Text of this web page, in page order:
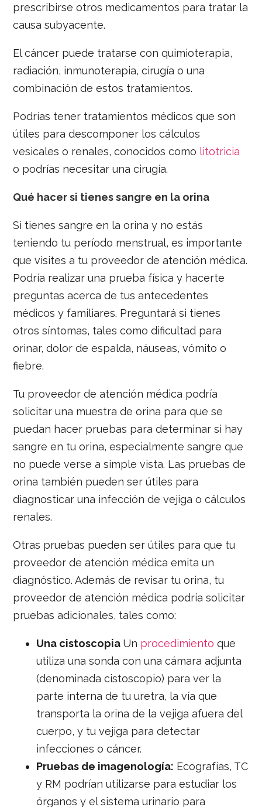
prescribirse otros medicamentos para tratar la
causa subyacente.
El cáncer puede tratarse con quimioterapia,
radiación, inmunoterapia, cirugía o una
combinación de estos tratamientos.
Podrías tener tratamientos médicos que son
útiles para descomponer los cálculos
vesicales o renales, conocidos como litotricia
o podrías necesitar una cirugía.
Qué hacer si tienes sangre en la orina
Si tienes sangre en la orina y no estás
teniendo tu período menstrual, es importante
que visites a tu proveedor de atención médica.
Podría realizar una prueba física y hacerte
preguntas acerca de tus antecedentes
médicos y familiares. Preguntará si tienes
otros síntomas, tales como dificultad para
orinar, dolor de espalda, náuseas, vómito o
fiebre.
Tu proveedor de atención médica podría
solicitar una muestra de orina para que se
puedan hacer pruebas para determinar si hay
sangre en tu orina, especialmente sangre que
no puede verse a simple vista. Las pruebas de
orina también pueden ser útiles para
diagnosticar una infección de vejiga o cálculos
renales.
Otras pruebas pueden ser útiles para que tu
proveedor de atención médica emita un
diagnóstico. Además de revisar tu orina, tu
proveedor de atención médica podría solicitar
pruebas adicionales, tales como:
Una cistoscopia Un procedimiento que
utiliza una sonda con una cámara adjunta
(denominada cistoscopio) para ver la
parte interna de tu uretra, la vía que
transporta la orina de la vejiga afuera del
cuerpo, y tu vejiga para detectar
infecciones o cáncer.
Pruebas de imagenología: Ecografías, TC
y RM podrían utilizarse para estudiar los
órganos y el sistema urinario para